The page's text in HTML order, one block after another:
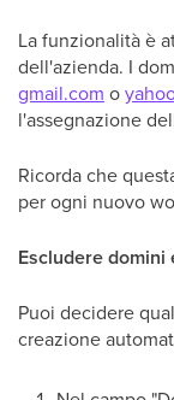
La funzionalità è
dell'azienda. I
gmail.com o
l'assegnazione
Ricorda che
per ogni nuovo
Escludere domini
Puoi decidere
creazione